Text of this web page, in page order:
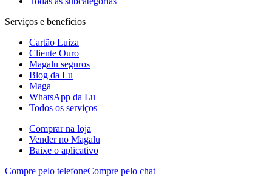
Serviços e benefícios
Cartão Luiza
Cliente Ouro
Magalu seguros
Blog da Lu
Maga +
WhatsApp da Lu
Todos os serviços
Comprar na loja
Vender no Magalu
Baixe o aplicativo
Compre pelo telefoneCompre pelo chat